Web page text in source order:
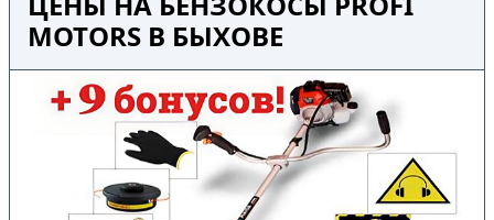
MOTORS В БЫХОВЕ